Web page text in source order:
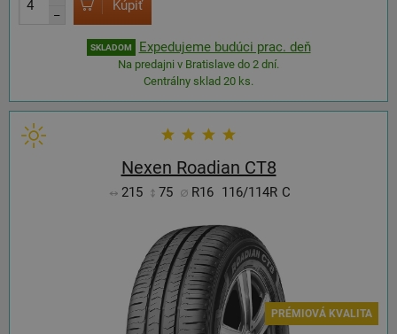
–
Kúpiť
SKLADOM Expedujeme budúci prac. deň
Na predajni v Bratislave do 2 dní.
Centrálny sklad 20 ks.
Nexen Roadian CT8
215 75 R16 116/114R C
PRÉMIOVÁ KVALITA